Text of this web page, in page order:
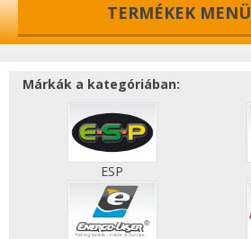
TERMÉKEK MENÜ
Márkák a kategóriában:
ESP